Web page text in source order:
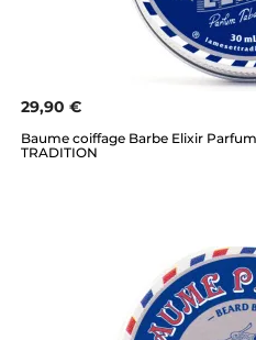
29,90 €
Baume coiffage Barbe Elixir
TRADITION